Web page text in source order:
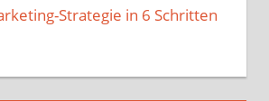
Strategie in 6 Schritten